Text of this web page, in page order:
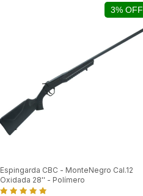
3% OFF
Espingarda CBC - MonteNegro Cal.12
Oxidada 28'' - Polímero